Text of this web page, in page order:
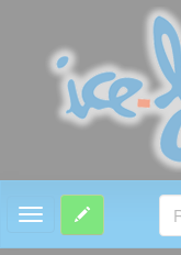
MENU